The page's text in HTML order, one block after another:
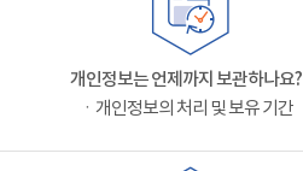
개인정보는 언제까지 보관하나요?
ㆍ개인정보의 처리 및 보유 기간